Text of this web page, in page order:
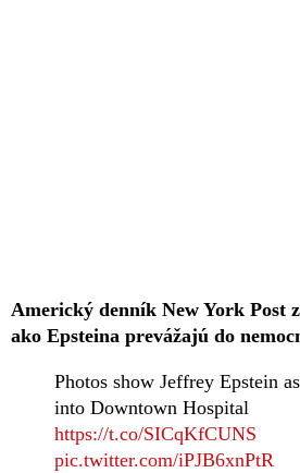
Americký denník New York Post
ako Epsteina prevážajú do
Photos show Jeffrey Epstein
into Downtown Hospital
https://t.co/SICqKfCUNS
pic.twitter.com/iPJB6xnPtR